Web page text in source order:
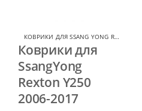
КОВРИКИ ДЛЯ SSANG YONG REXTON
Коврики для
SsangYong
Rexton Y250
2006-2017